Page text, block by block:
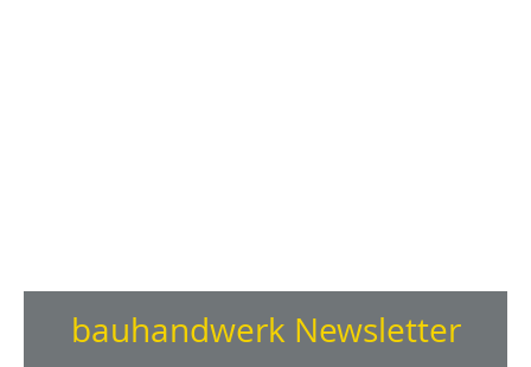
bauhandwerk Newsletter